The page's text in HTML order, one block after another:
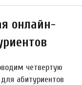
онлайн-
четвертую
абитуриентов